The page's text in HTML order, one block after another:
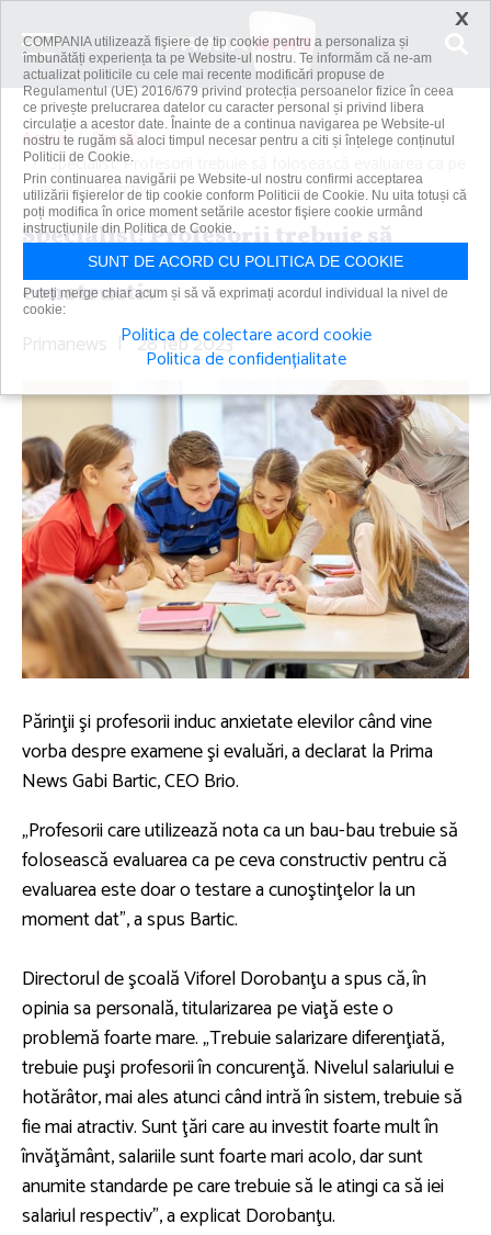
Acasă
Școală
Specialist: Profesorii trebuie să folosească evaluarea ca pe
ceva constructiv
Specialist: Profesorii trebuie să
folosească evaluarea ca pe ceva
constructiv
Primanews | 28 feb 2023
Părinţii şi profesorii induc anxietate elevilor când vine
vorba despre examene şi evaluări, a declarat la Prima
News Gabi Bartic, CEO Brio.
„Profesorii care utilizează nota ca un bau-bau trebuie să
folosească evaluarea ca pe ceva constructiv pentru că
evaluarea este doar o testare a cunoştinţelor la un
moment dat”, a spus Bartic.
Directorul de şcoală Viforel Dorobanţu a spus că, în
opinia sa personală, titularizarea pe viaţă este o
problemă foarte mare. „Trebuie salarizare diferenţiată,
trebuie puşi profesorii în concurenţă. Nivelul salariului e
hotărâtor, mai ales atunci când intră în sistem, trebuie să
fie mai atractiv. Sunt ţări care au investit foarte mult în
învăţământ, salariile sunt foarte mari acolo, dar sunt
anumite standarde pe care trebuie să le atingi ca să iei
salariul respectiv”, a explicat Dorobanţu.
×
COMPANIA utilizează fişiere de tip cookie pentru a personaliza și
îmbunătăți experiența ta pe Website-ul nostru. Te informăm că ne-am
actualizat politicile cu cele mai recente modificări propuse de
Regulamentul (UE) 2016/679 privind protecția persoanelor fizice în ceea
ce privește prelucrarea datelor cu caracter personal și privind libera
circulație a acestor date. Înainte de a continua navigarea pe Website-ul
nostru te rugăm să aloci timpul necesar pentru a citi și înțelege conținutul
Politicii de Cookie.
Prin continuarea navigării pe Website-ul nostru confirmi acceptarea
utilizării fişierelor de tip cookie conform Politicii de Cookie. Nu uita totuși că
poți modifica în orice moment setările acestor fişiere cookie urmând
instrucțiunile din Politica de Cookie.
SUNT DE ACORD CU POLITICA DE COOKIE
Puteți merge chiar acum și să vă exprimați acordul individual la nivel de
cookie:
Politica de colectare acord cookie
Politica de confidențialitate